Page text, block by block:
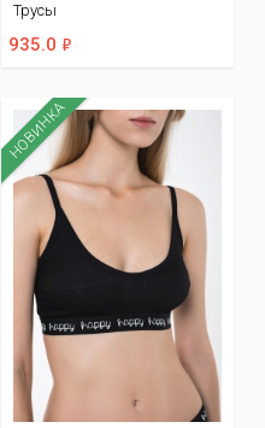
Трусы
935.0 ф
НОВИНКА